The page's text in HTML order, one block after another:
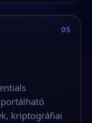
05
kriptográfiai